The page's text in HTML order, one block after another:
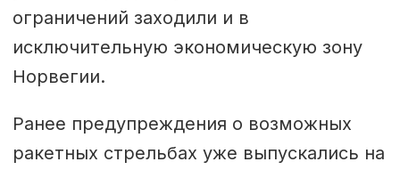
ограничений заходили и в
исключительную экономическую зону
Норвегии.
Ранее предупреждения о возможных
ракетных стрельбах уже выпускались на